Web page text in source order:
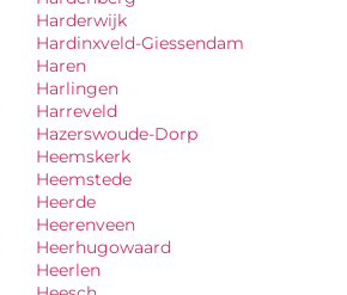
Harderwijk
Hardinxveld-Giessendam
Haren
Harlingen
Harreveld
Hazerswoude-Dorp
Heemskerk
Heemstede
Heerde
Heerenveen
Heerhugowaard
Heerlen